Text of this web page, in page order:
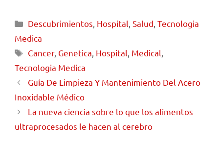
Descubrimientos Hospital ,Salud ,Tecnologia
Medica
Cancer, Genetica Hospital Medical
Tecnologia Medica
Guía De Limpieza Y Mantenimiento Del Acero
Inoxidable Médico
La nueva ciencia sobre lo que los alimentos
ultraprocesados ​​le hacen al cerebro